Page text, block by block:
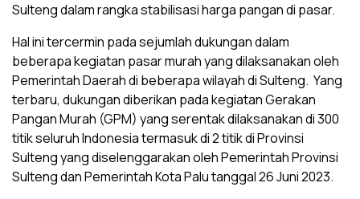
Sulteng dalam rangka stabilisasi harga pangan di pasar.
Hal ini tercermin pada sejumlah dukungan dalam
beberapa kegiatan pasar murah yang dilaksanakan oleh
Pemerintah Daerah di beberapa wilayah di Sulteng. Yang
terbaru, dukungan diberikan pada kegiatan Gerakan
Pangan Murah (GPM) yang serentak dilaksanakan di 300
titik seluruh Indonesia termasuk di 2 titik di Provinsi
Sulteng yang diselenggarakan oleh Pemerintah Provinsi
Sulteng dan Pemerintah Kota Palu tanggal 26 Juni 2023.